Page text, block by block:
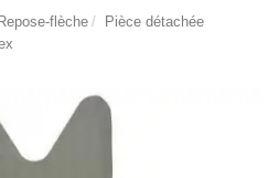
Repose-flèche
Pièce détachée